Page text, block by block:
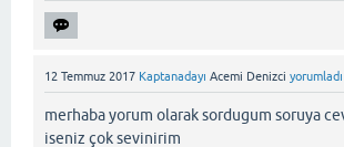
12 Temmuz 2017 Kaptanadayı Acemi Denizci yorumladı
merhaba yorum olarak sordugum soruya
iseniz çok sevinirim